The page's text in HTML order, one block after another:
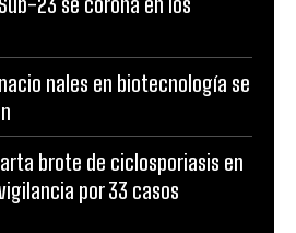
nales en biotecnología se
brote de ciclosporiasis en
por 33 casos